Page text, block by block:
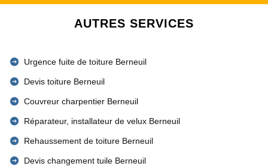
AUTRES SERVICES
Urgence fuite de toiture Berneuil
Devis toiture Berneuil
Couvreur charpentier Berneuil
Réparateur, installateur de velux Berneuil
Rehaussement de toiture Berneuil
Devis changement tuile Berneuil